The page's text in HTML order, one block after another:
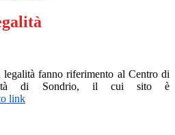
fanno riferimento al Centro di
di Sondrio, il cui sito è
link